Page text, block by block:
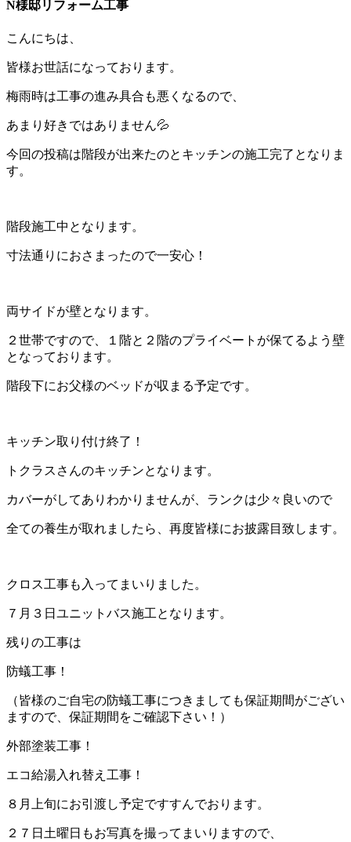
N様邸リフォーム工事
こんにちは、
皆様お世話になっております。
梅雨時は工事の進み具合も悪くなるので、
あまり好きではありません💦
今回の投稿は階段が出来たのとキッチンの施工完了となりま
す。
階段施工中となります。
寸法通りにおさまったので一安心！
両サイドが壁となります。
２世帯ですので、１階と２階のプライベートが保てるよう壁
となっております。
階段下にお父様のベッドが収まる予定です。
キッチン取り付け終了！
トクラスさんのキッチンとなります。
カバーがしてありわかりませんが、ランクは少々良いので
全ての養生が取れましたら、再度皆様にお披露目致します。
クロス工事も入ってまいりました。
７月３日ユニットバス施工となります。
残りの工事は
防蟻工事！
（皆様のご自宅の防蟻工事につきましても保証期間がござい
ますので、保証期間をご確認下さい！）
外部塗装工事！
エコ給湯入れ替え工事！
８月上旬にお引渡し予定ですすんでおります。
２７日土曜日もお写真を撮ってまいりますので、